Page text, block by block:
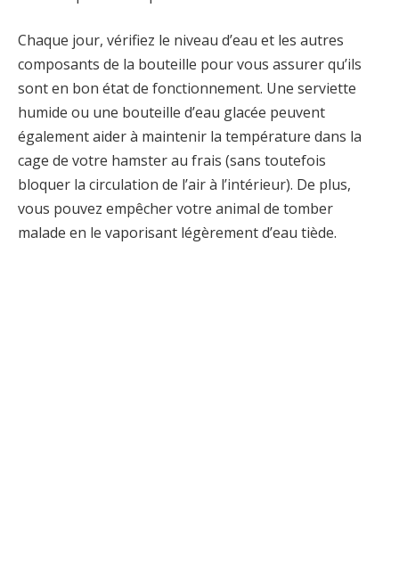
Chaque jour, vérifiez le niveau d’eau et les autres
composants de la bouteille pour vous assurer qu’ils
sont en bon état de fonctionnement. Une serviette
humide ou une bouteille d’eau glacée peuvent
également aider à maintenir la température dans la
cage de votre hamster au frais (sans toutefois
bloquer la circulation de l’air à l’intérieur). De plus,
vous pouvez empêcher votre animal de tomber
malade en le vaporisant légèrement d’eau tiède.